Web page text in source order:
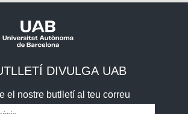
DIVULGA UAB
el nostre butlletí al teu correu